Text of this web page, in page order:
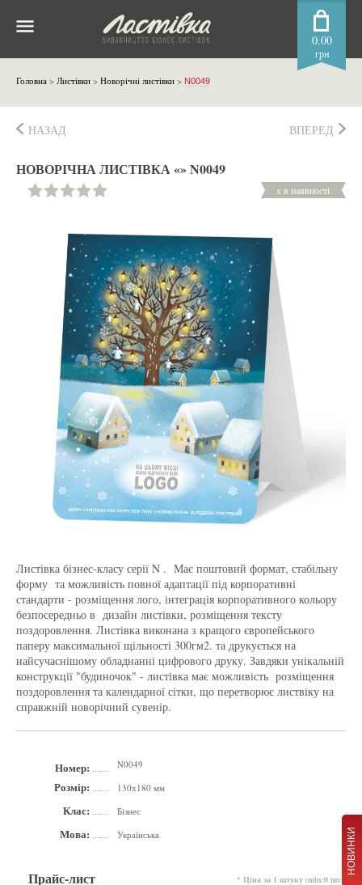
0.00
грн
Головна > Листівки > Новорічні листівки > N0049
НОВИНКИ
НАЗАД ВПЕРЕД
НОВОРІЧНА ЛИСТІВКА «» N0049
є в наявності
Листівка бізнес-класу серії N . Має поштовий формат, стабільну
форму та можливість повної адаптації під корпоративні
стандарти - розміщення лого, інтеграція корпоративного кольору
безпосередньо в дизайн листівки, розміщення тексту
поздоровлення. Листівка виконана з кращого європейського
паперу максимальної щільності 300гм2. та друкується на
найсучаснішому обладнанні цифрового друку. Завдяки унікальній
конструкції "будиночок" - листівка має можливість розміщення
поздоровлення та календарної сітки, що перетворює листвіку на
справжній новорічний сувенір.
Номер: N0049
Розмір: 130х180 мм
Клас: Бізнес
Мова: Українська
Прайс-лист
* Ціна за 1 штуку (min:0 шт.)